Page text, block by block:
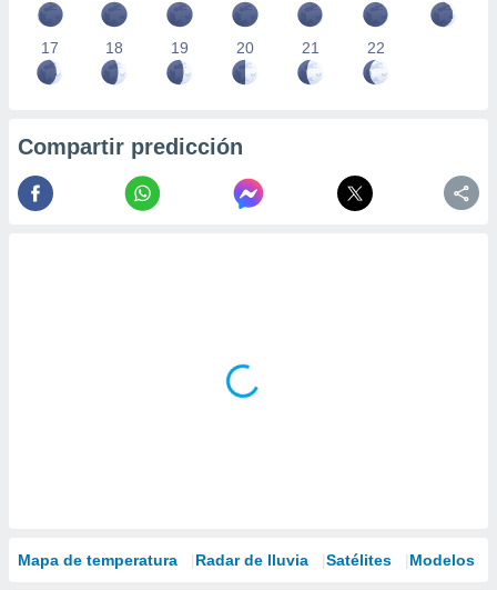
17 18 19 20 21 22
Compartir predicción
Mapa de temperatura Radar de lluvia Satélites Modelos